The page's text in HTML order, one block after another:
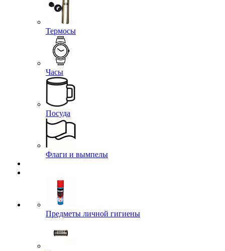
Термосы
Часы
Посуда
Флаги и вымпелы
Предметы личной гигиены